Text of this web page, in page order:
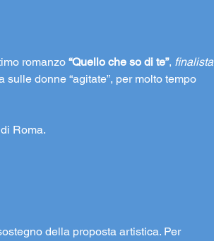
romanzo “Quello che so di te”, finalista
donne “agitate”, per molto tempo
Roma.
della proposta artistica. Per